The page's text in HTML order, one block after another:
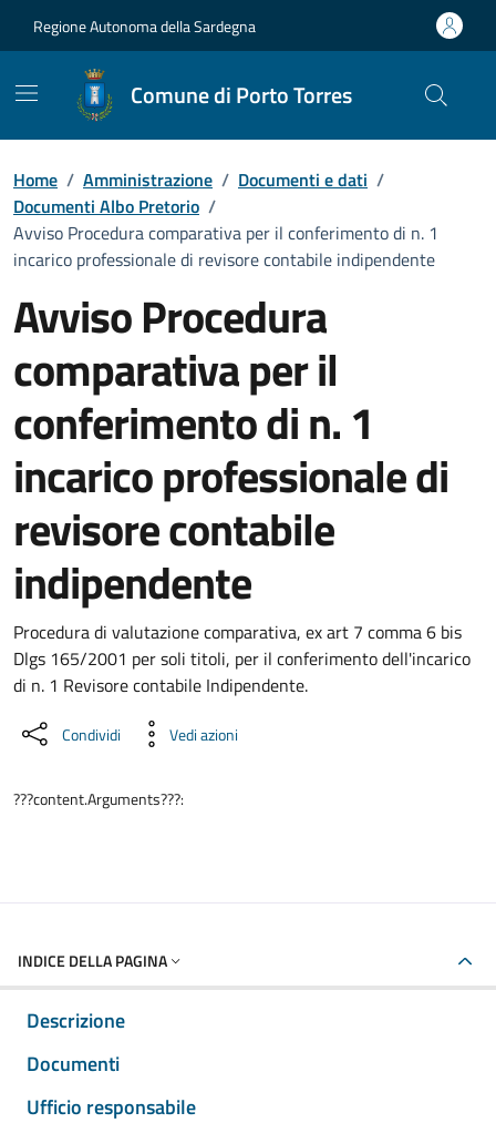
Regione Autonoma della Sardegna
Comune di Porto Torres
Home / Amministrazione / Documenti e dati /
Documenti Albo Pretorio /
Avviso Procedura comparativa per il conferimento di n. 1
incarico professionale di revisore contabile indipendente
Avviso Procedura
comparativa per il
conferimento di n. 1
incarico professionale di
revisore contabile
indipendente
Dettaglio del documento
Procedura di valutazione comparativa, ex art 7 comma 6 bis
Dlgs 165/2001 per soli titoli, per il conferimento dell'incarico
di n. 1 Revisore contabile Indipendente.
Condividi Vedi azioni
???content.Arguments???:
INDICE DELLA PAGINA
Descrizione
Documenti
Ufficio responsabile